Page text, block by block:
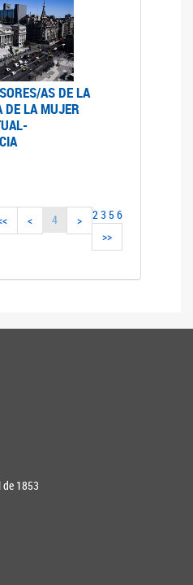
AS DE LA
DE LA MUJER
< 23
4 56
>
>>
1853